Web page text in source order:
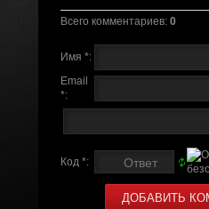
Всего комментариев: 0
Имя *:
Email
*:
Код *: